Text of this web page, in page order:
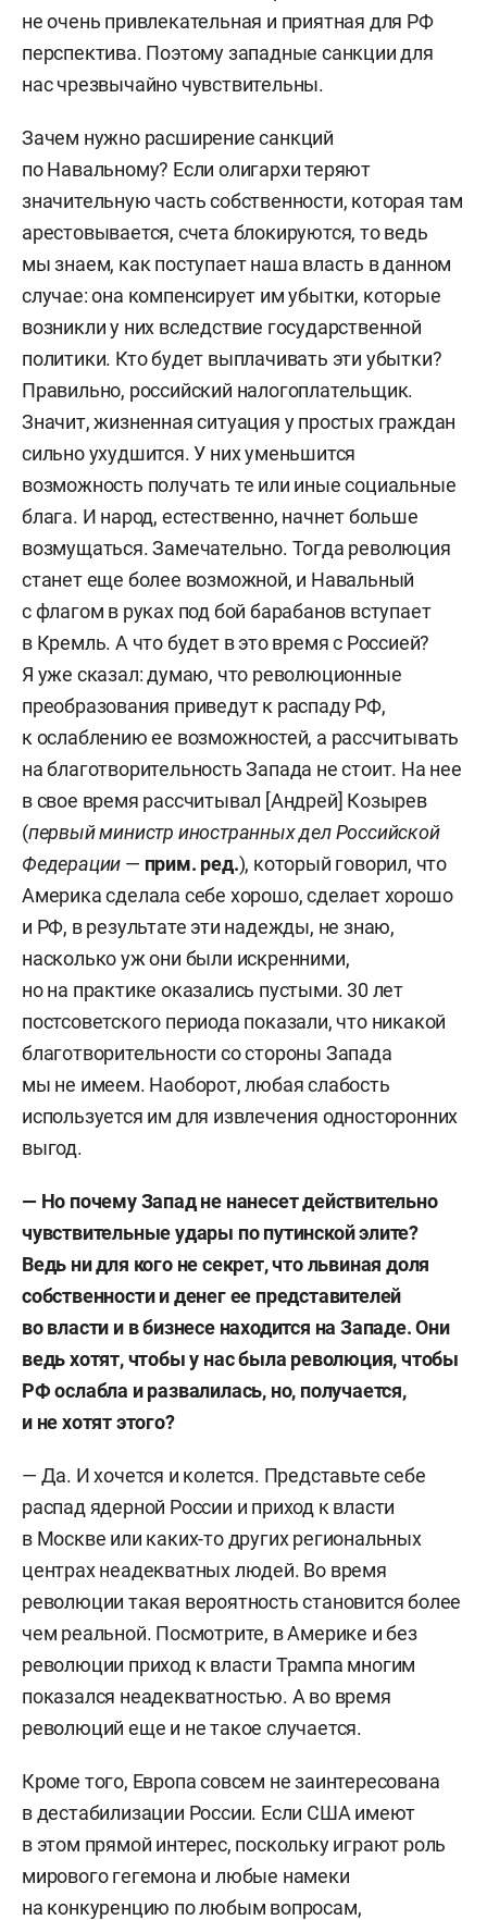
не очень привлекательная и приятная для РФ
перспектива. Поэтому западные санкции для
нас чрезвычайно чувствительны.
Зачем нужно расширение санкций
по Навальному? Если олигархи теряют
значительную часть собственности, которая там
арестовывается, счета блокируются, то ведь
мы знаем, как поступает наша власть в данном
случае: она компенсирует им убытки, которые
возникли у них вследствие государственной
политики. Кто будет выплачивать эти убытки?
Правильно, российский налогоплательщик.
Значит, жизненная ситуация у простых граждан
сильно ухудшится. У них уменьшится
возможность получать те или иные социальные
блага. И народ, естественно, начнет больше
возмущаться. Замечательно. Тогда революция
станет еще более возможной, и Навальный
с флагом в руках под бой барабанов вступает
в Кремль. А что будет в это время с Россией?
Я уже сказал: думаю, что революционные
преобразования приведут к распаду РФ,
к ослаблению ее возможностей, а рассчитывать
на благотворительность Запада не стоит. На нее
в свое время рассчитывал [Андрей] Козырев
(первый министр иностранных дел Российской
Федерации — прим. ред.), который говорил, что
Америка сделала себе хорошо, сделает хорошо
и РФ, в результате эти надежды, не знаю,
насколько уж они были искренними,
но на практике оказались пустыми. 30 лет
постсоветского периода показали, что никакой
благотворительности со стороны Запада
мы не имеем. Наоборот, любая слабость
используется им для извлечения односторонних
выгод.
— Но почему Запад не нанесет действительно
чувствительные удары по путинской элите?
Ведь ни для кого не секрет, что львиная доля
собственности и денег ее представителей
во власти и в бизнесе находится на Западе. Они
ведь хотят, чтобы у нас была революция, чтобы
РФ ослабла и развалилась, но, получается,
и не хотят этого?
— Да. И хочется и колется. Представьте себе
распад ядерной России и приход к власти
в Москве или каких-то других региональных
центрах неадекватных людей. Во время
революции такая вероятность становится более
чем реальной. Посмотрите, в Америке и без
революции приход к власти Трампа многим
показался неадекватностью. А во время
революций еще и не такое случается.
Кроме того, Европа совсем не заинтересована
в дестабилизации России. Если США имеют
в этом прямой интерес, поскольку играют роль
мирового гегемона и любые намеки
на конкуренцию по любым вопросам,